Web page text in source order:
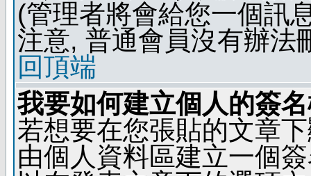
(管理者將會給您一個訊
注意, 普通會員沒有辦法
回頂端
我要如何建立個人的簽
若想要在您張貼的文章
由個人資料區建立一個